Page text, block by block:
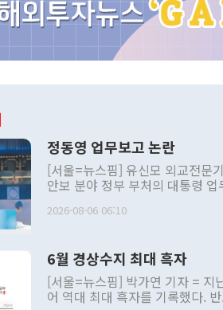
정동영 업무보고 논란
[서울=뉴스핌] 유신모 외교전문
안보 분야 정부 부처의 대통령
발언 중에는 정부 내 조율을 거치
주의적 희망에 근거한 비현실적
관의 대북 정책 관련 발언이 물
관 부처 장관이 공개적으로 부정
2026-08-06 06:10
6월 경상수지 최대 흑자
[서울=뉴스핌] 박가연 기자 = 지
어 역대 최대 흑자를 기록했다.